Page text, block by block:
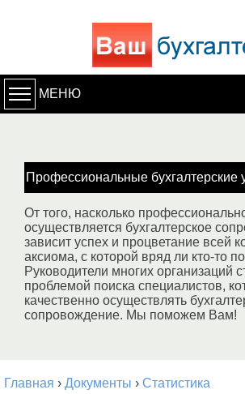
МЕНЮ
Профессиональные бухгалтерские
От того, насколько
осуществляется бухгалтерское
зависит успех и процветание всей
аксиома, с которой вряд ли кто-то
Руководители многих организаций
проблемой поиска специалистов,
качественно осуществлять
сопровождение. Мы поможем Вам!
Главная › Документы › Статистика